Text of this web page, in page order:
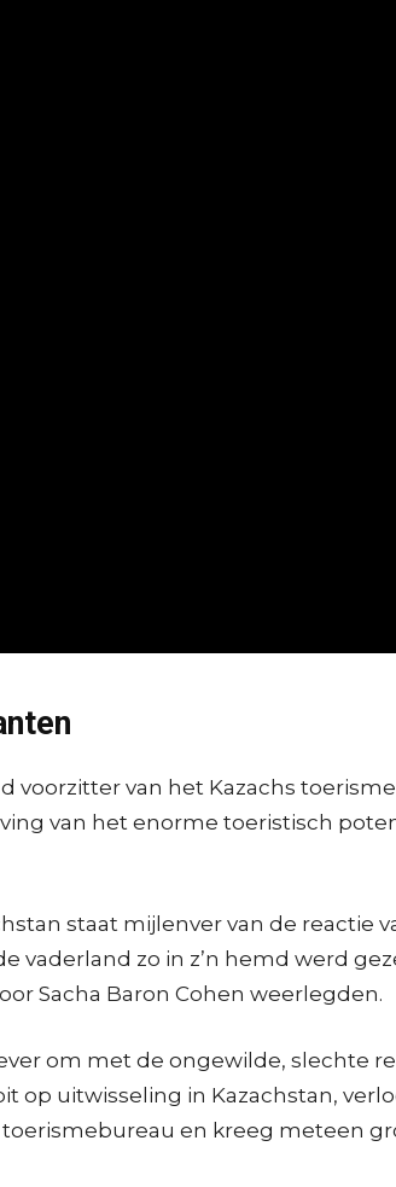
voorzitter van het Kazachs
van het enorme toeristisch
staat mijlenver van de reactie
vaderland zo in z’n hemd werd
Sacha Baron Cohen weerlegden.
om met de ongewilde, slechte
op uitwisseling in Kazachstan,
en kreeg meteen